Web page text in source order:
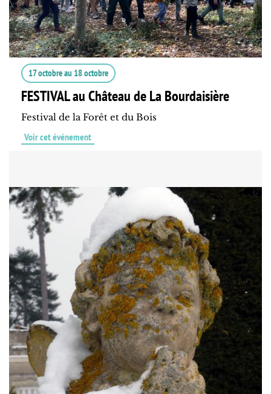
17 octobreau 18 octobre
FESTIVAL au Château de La Bourdaisière
Festival de la Forêt et du Bois
Voir cet événement